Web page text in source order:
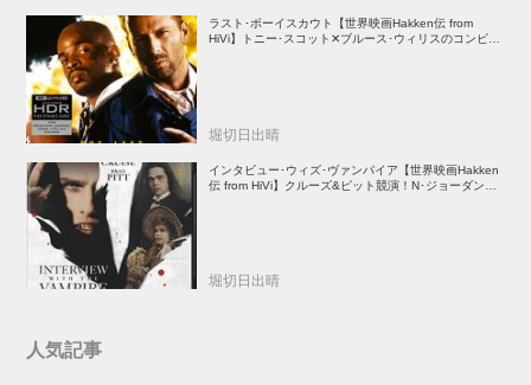
ラスト･ボーイスカウト【世界映画Hakken伝 from
HiVi】トニー･スコット✕ブルース･ウィリスのコンビが
堀切日出晴
インタビュー･ウィズ･ヴァンパイア【世界映画Hakken
伝 from HiVi】クルーズ&ピット競演！N･ジョーダン監
堀切日出晴
人気記事